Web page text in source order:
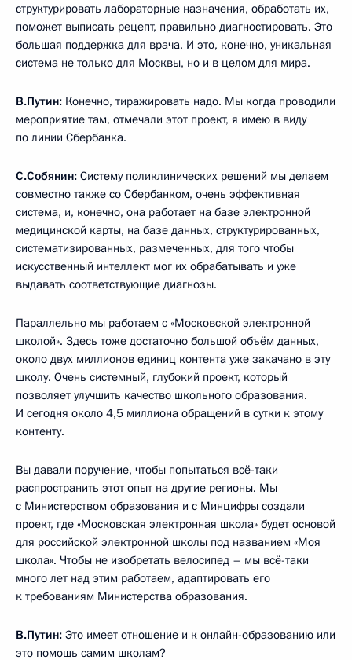
структурировать лабораторные назначения, обработать их,
поможет выписать рецепт, правильно диагностировать. Это
большая поддержка для врача. И это, конечно, уникальная
система не только для Москвы, но и в целом для мира.
В.Путин: Конечно, тиражировать надо. Мы когда проводили
мероприятие там, отмечали этот проект, я имею в виду
по линии Сбербанка.
С.Собянин: Систему поликлинических решений мы делаем
совместно также со Сбербанком, очень эффективная
система, и, конечно, она работает на базе электронной
медицинской карты, на базе данных, структурированных,
систематизированных, размеченных, для того чтобы
искусственный интеллект мог их обрабатывать и уже
выдавать соответствующие диагнозы.
Параллельно мы работаем с «Московской электронной
школой». Здесь тоже достаточно большой объём данных,
около двух миллионов единиц контента уже закачано в эту
школу. Очень системный, глубокий проект, который
позволяет улучшить качество школьного образования.
И сегодня около 4,5 миллиона обращений в сутки к этому
контенту.
Вы давали поручение, чтобы попытаться всё-таки
распространить этот опыт на другие регионы. Мы
с Министерством образования и с Минцифры создали
проект, где «Московская электронная школа» будет основой
для российской электронной школы под названием «Моя
школа». Чтобы не изобретать велосипед – мы всё-таки
много лет над этим работаем, адаптировать его
к требованиям Министерства образования.
В.Путин: Это имеет отношение и к онлайн-образованию или
это помощь самим школам?